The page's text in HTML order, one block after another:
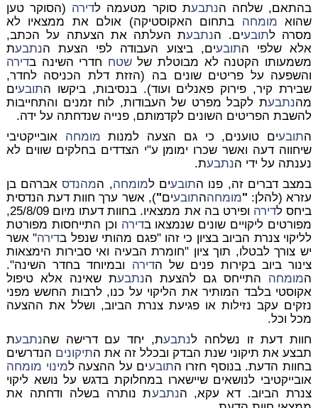
בהתאם, שלחה הנתבעת סוקר מטעמה לדירה (הסוקר טען
שהוא מומחה בתחום האקוסטיקה) אולם את ממצאיו לא
מסרה לתובעים. הנתבעת העלתה את הצעתה על הכתב,
אלא שלפי התובעים, ביצוע העבודה לפי הצעת הנתבעת
משמעותו הקטנה לא מבוטלת שלשטח חדרי השינה בדירה
והשפעה על פריטים שונים בה (הזזת דלת הכניסה לחדר,
שבירת קיר, פירוק פאנלים ועוד). בנסיבות, ביקשו התובעים
מהנתבעת לקבל מפרט של העבודות, לוח זמנים והתחייבות
להשבת הפריטים השונים לקדמותם, פנייה שנדחתה על ידה.
התובעים טוענים, כי גם הצעה למנות מומחה אובייקטיבי
שיחווה דעה ואשר שכרו ימומן ע"י הצדדים בחלקים שווים לא
נענתה על ידי הנתבעת.
במצב דברים זה, פנו התובעים למומחה, המהנדסאברהם בן
עזרא (להלן: "מומחההתובעים"), אשר ערך חוות דעת הנדסית
ביחס לדירה
ופירט בה את ממצאיו. בחוות דעתו מיום 25/8/09,
מפורטים ליקויים שונים שנמצאו בדירה וכן התייחסות מפורטת
לליקוי צנרת הביוב בציון כי זהו "פגם מהותי שנפל בדירה" אשר
יש צורך לבטלו, תוך ציון "חומרת הבעיה ואי סבירות הימצאות
צינור ביוב בקירות פנים של הדירה ובמיוחד בחדר השינה".
המומחה התייחס גם להצעת הנתבעת שאינה אלא טיפול
אקוסטי בלבד המותיר את הליקוי על כנו, לרבות החשש מפני
נזקים עקב נזילות או פגיעת צנרת הביוב, ושלל את ההצעה
מכל וכל.
חוות דעת זו נשלחה לנתבעת, יחד עם דרישה שהנתבעת
תבצע את תיקוני שנת הבדק ובכלל זה את התיקונים הנדרשים
בחוות הדעת. בנוסף חזרו התובעים על ההצעה למינוי מומחה
אובייקטיבי לנושאים שיישארו במחלוקת בדגש על נושא ליקוי
צנרת הביוב. דא עקא, הנתבעת נותרה בשלה ודחתה את